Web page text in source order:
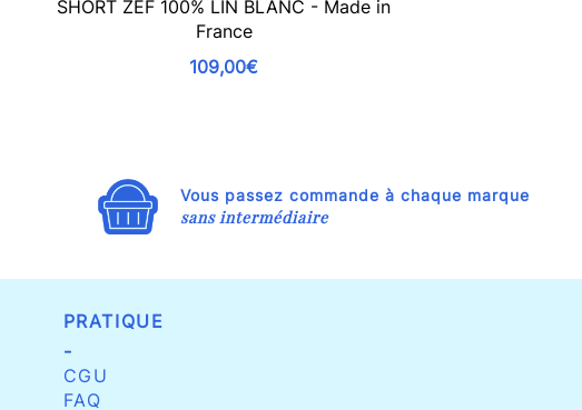
SHORT ZEF 100% LIN BLANC - Made in
France
109,00€
Vous passez commande à chaque marque
sans intermédiaire
PRATIQUE
-
CGU
FAQ